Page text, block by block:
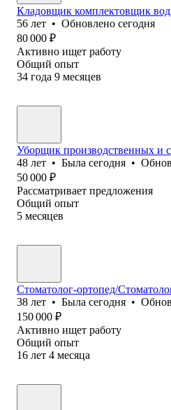
Кладовщик комплектовщик
56 лет • Обновлено сегодня
80 000 ₽
Активно ищет работу
Общий опыт
34 года 9 месяцев
Уборщик производственных и
48 лет • Была сегодня •
50 000 ₽
Рассматривает предложения
Общий опыт
5 месяцев
Стоматолог-ортопед/
38 лет • Была сегодня •
150 000 ₽
Активно ищет работу
Общий опыт
16 лет 4 месяца